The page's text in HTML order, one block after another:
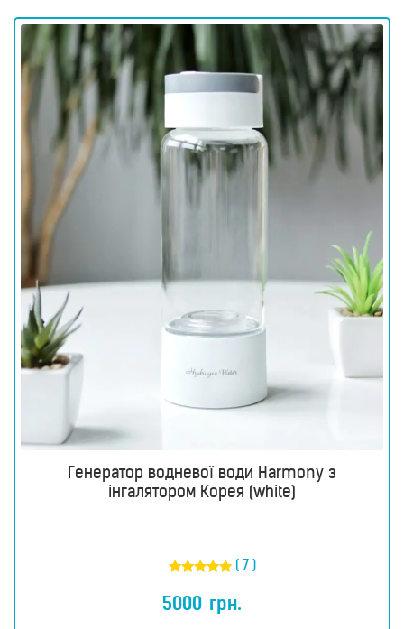
Генератор водневої води Harmony з
інгалятором Корея (white)
5.00
з 5
( 7 )
5000 грн.